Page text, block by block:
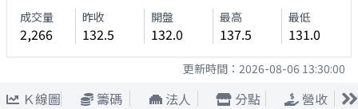
成交量
2,266
昨收
132.5
開盤
132.0
最高
137.5
最低
131.0
更新時間： 2026-08-06 13:30:00
Ｋ線圖 籌碼 法人 分點 營收